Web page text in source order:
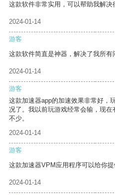
这款软件非常实用，可以帮助我解决
2024-01-14
游客
这款软件简直是神器，解决了我所有
2024-01-14
游客
这款加速器app的加速效果非常好，
况了。我以前玩游戏经常会输，现
不少。
2024-01-14
游客
这款加速器VPM应用程序可以给你提
2024-01-14